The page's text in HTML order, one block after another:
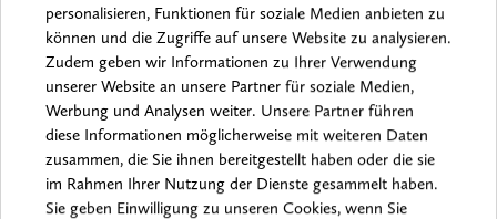
personalisieren, Funktionen für soziale Medien anbieten zu
können und die Zugriffe auf unsere Website zu analysieren.
Zudem geben wir Informationen zu Ihrer Verwendung
unserer Website an unsere Partner für soziale Medien,
Werbung und Analysen weiter. Unsere Partner führen
diese Informationen möglicherweise mit weiteren Daten
zusammen, die Sie ihnen bereitgestellt haben oder die sie
im Rahmen Ihrer Nutzung der Dienste gesammelt haben.
Sie geben Einwilligung zu unseren Cookies, wenn Sie
Der dritte Platz beim boesner art award
Copyright: Peter Pumpler